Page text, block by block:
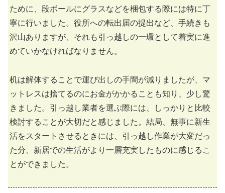
ために、段ボールにグラスなどを梱包する際には特に丁
寧に行いました。役所への転出届の提出など、手続きも
沢山ありますが、それも引っ越しの一環として着実に進
めていかなければなりません。
机は解体することで運び出しの手間が減りましたが、マ
ットレスは捨てるのにお金がかかることも知り、少し驚
きました。引っ越し業者を選ぶ際には、しっかりと比較
検討することが大切だと感じました。結局、無事に新生
活をスタートさせるときには、引っ越し作業が大変だっ
た分、新居での生活がより一層充実したものに感じるこ
とができました。